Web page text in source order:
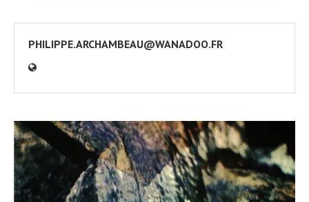
PHILIPPE.ARCHAMBEAU@WANADOO.FR